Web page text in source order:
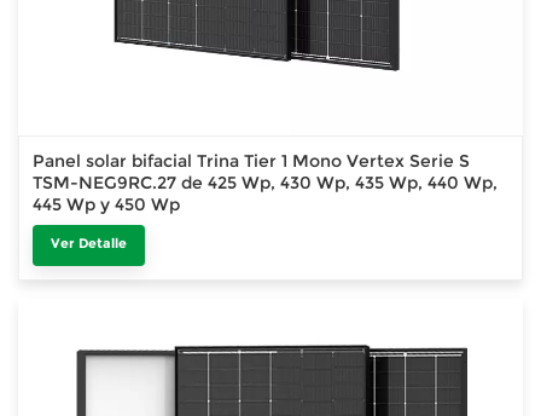
Panel solar bifacial Trina Tier 1 Mono Vertex Serie S
TSM-NEG9RC.27 de 425 Wp, 430 Wp, 435 Wp, 440 Wp,
445 Wp y 450 Wp
Ver Detalle